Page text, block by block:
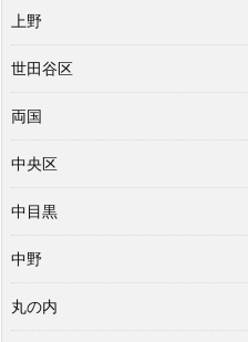
上野
世田谷区
両国
中央区
中目黒
中野
丸の内